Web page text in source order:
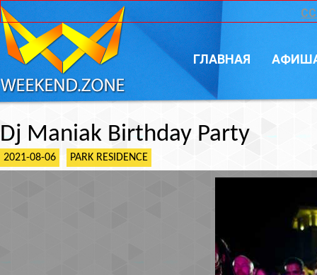
ГЛАВНАЯ
Dj Maniak Birthday Party
2021-08-06 PARK RESIDENCE